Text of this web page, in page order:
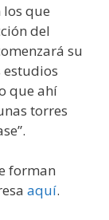
que
del
su
estudios
que ahí
torres
forman
aquí.